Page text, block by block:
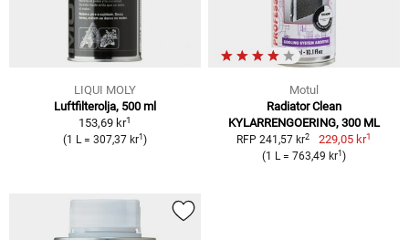
LIQUI MOLY
Luftfilterolja, 500 ml
153,69 kr1
(1 L = 307,37 kr1 )
Motul
Radiator Clean
KYLARRENGOERING, 300 ML
RFP 241,57 kr2 229,05 kr1
(1 L = 763,49 kr1 )